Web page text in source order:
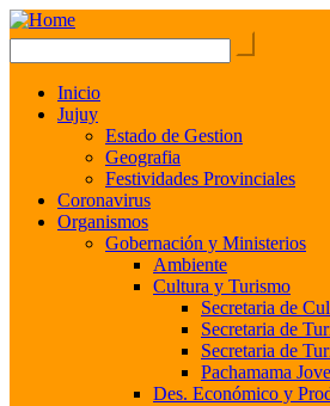
Inicio
Jujuy
Estado de Gestion
Geografia
Festividades Provinciales
Coronavirus
Organismos
Gobernación y Ministerios
Ambiente
Cultura y Turismo
Secretaria de
Secretaria de
Secretaria de
Pachamama
Des. Económico y